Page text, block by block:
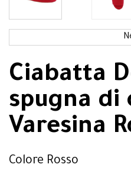
Ciabatta
spugna di
Varesina
Colore Rosso